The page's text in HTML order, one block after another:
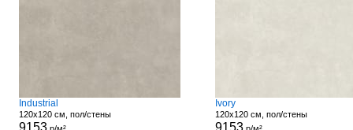
Industrial
120x120 см, пол/стены
9153
Ivory
120x120 см, пол/стены
9153